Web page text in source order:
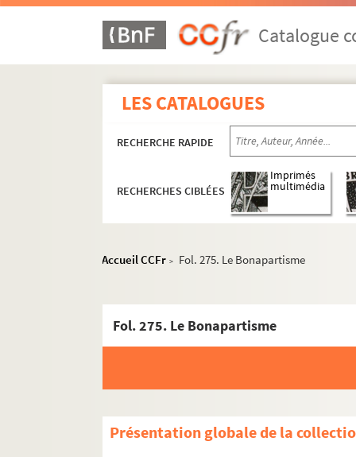
Catalogue
LES CATALOGUES
RECHERCHE RAPIDE
RECHERCHES CIBLÉES
Imprimés
multimédia
Accueil CCFr > Fol. 275. Le Bonapartisme
Fol. 275. Le Bonapartisme
Présentation globale de la
4-MS-1726. Notes diverses de Louis Fiaux
4-MS-1727. Jeanne d'Arc, la Pucelle
Documentation relative àManon Lescaut